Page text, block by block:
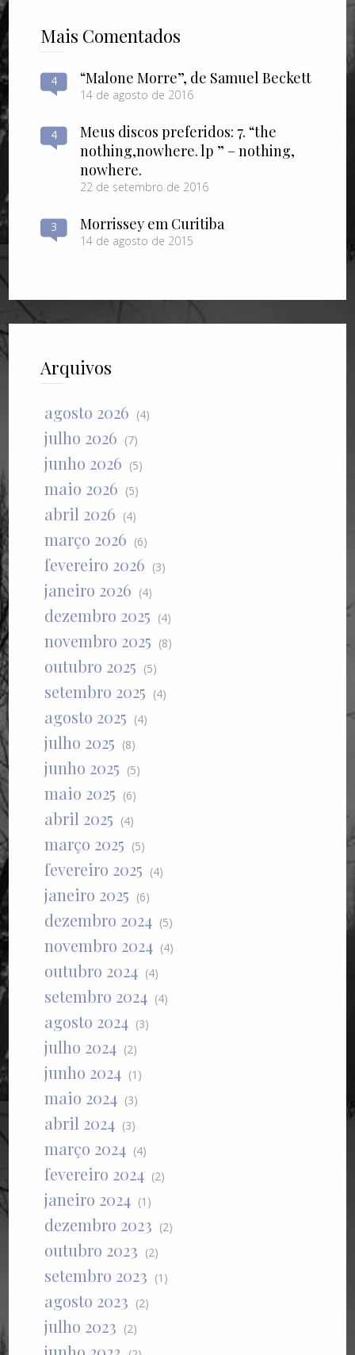
Mais Comentados
4 “Malone Morre”, de Samuel Beckett
14 de agosto de 2016
4
Meus discos preferidos: 7. “the
nothing​,​nowhere. lp ” – nothing​,​
nowhere.
22 de setembro de 2016
3 Morrissey em Curitiba
14 de agosto de 2015
Arquivos
agosto 2026 (4)
julho 2026 (7)
junho 2026 (5)
maio 2026 (5)
abril 2026 (4)
março 2026 (6)
fevereiro 2026 (3)
janeiro 2026 (4)
dezembro 2025 (4)
novembro 2025 (8)
outubro 2025 (5)
setembro 2025 (4)
agosto 2025 (4)
julho 2025 (8)
junho 2025 (5)
maio 2025 (6)
abril 2025 (4)
março 2025 (5)
fevereiro 2025 (4)
janeiro 2025 (6)
dezembro 2024 (5)
novembro 2024 (4)
outubro 2024 (4)
setembro 2024 (4)
agosto 2024 (3)
julho 2024 (2)
junho 2024 (1)
maio 2024 (3)
abril 2024 (3)
março 2024 (4)
fevereiro 2024 (2)
janeiro 2024 (1)
dezembro 2023 (2)
outubro 2023 (2)
setembro 2023 (1)
agosto 2023 (2)
julho 2023 (2)